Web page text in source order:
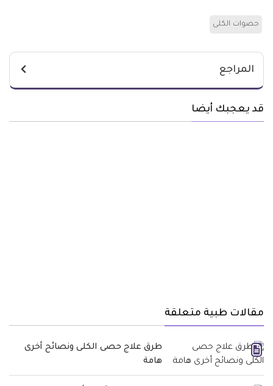
حصوات الكلى
المراجع
قد يعجبك أيضا
مقالات طبية متعلقة
طرق علاج حصى الكلى ونصائح أخرى
هامة